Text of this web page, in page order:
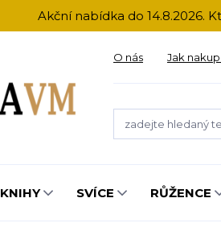
Akční nabídka do 14.8.2026.
O nás Jak
KNIHY SVÍCE RŮŽENCE